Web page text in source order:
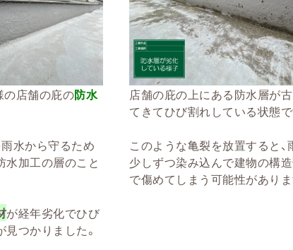
の店舗の庇の防水
雨水から守るため
水加工の層のこと
が経年劣化でひび
つかりました。
店舗の庇の上にある防水層が
てきてひび割れしている状態
このような亀裂を放置すると、
少しずつ染み込んで建物の構
で傷めてしまう可能性があり